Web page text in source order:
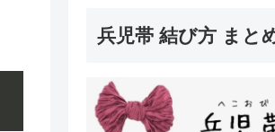
兵児帯 結び方 まと